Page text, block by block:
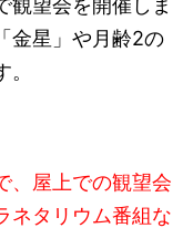
観望会を開催しま
金星」や月齢2の
、屋上での観望会
ネタリウム番組な